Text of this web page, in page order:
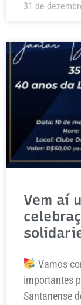
31 de
Vem aí
Vamos
importantes
Santanense